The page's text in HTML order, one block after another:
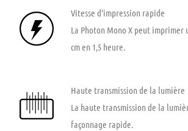
Vitesse d’impression rapide
La Photon Mono X peut imprimer
cm en 1,5 heure.
Haute transmission de la lumière
La haute transmission de la
façonnage rapide.